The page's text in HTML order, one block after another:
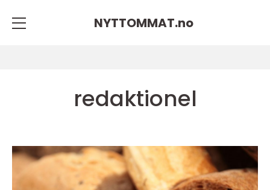
NYTTOMMAT.no
redaktionel